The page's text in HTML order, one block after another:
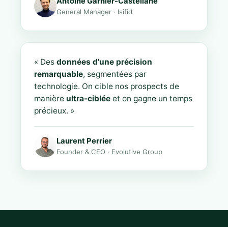
General Manager · Isifid
« Des données d'une précision
remarquable, segmentées par
technologie. On cible nos prospects de
manière ultra-ciblée et on gagne un temps
précieux. »
Laurent Perrier
Founder & CEO · Evolutive Group